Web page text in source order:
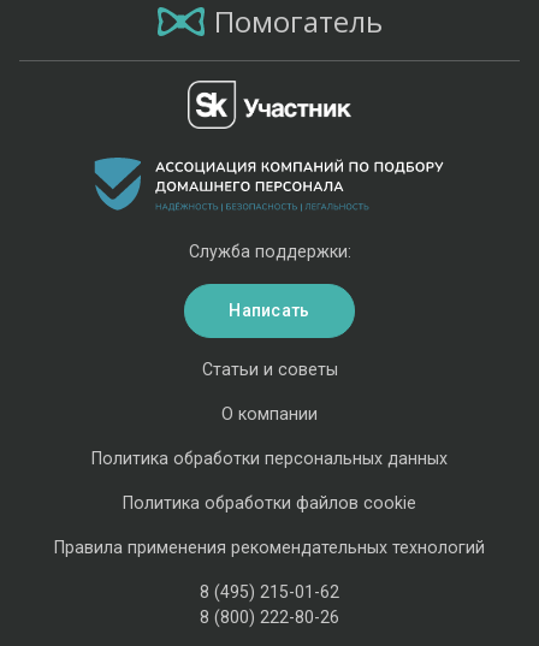
Помогатель
Статьи и советы
О компании
Политика обработки персональных данных
Политика обработки файлов cookie
Правила применения рекомендательных технологий
8 (495) 215-01-62
8 (800) 222-80-26
Служба поддержки:
Написать